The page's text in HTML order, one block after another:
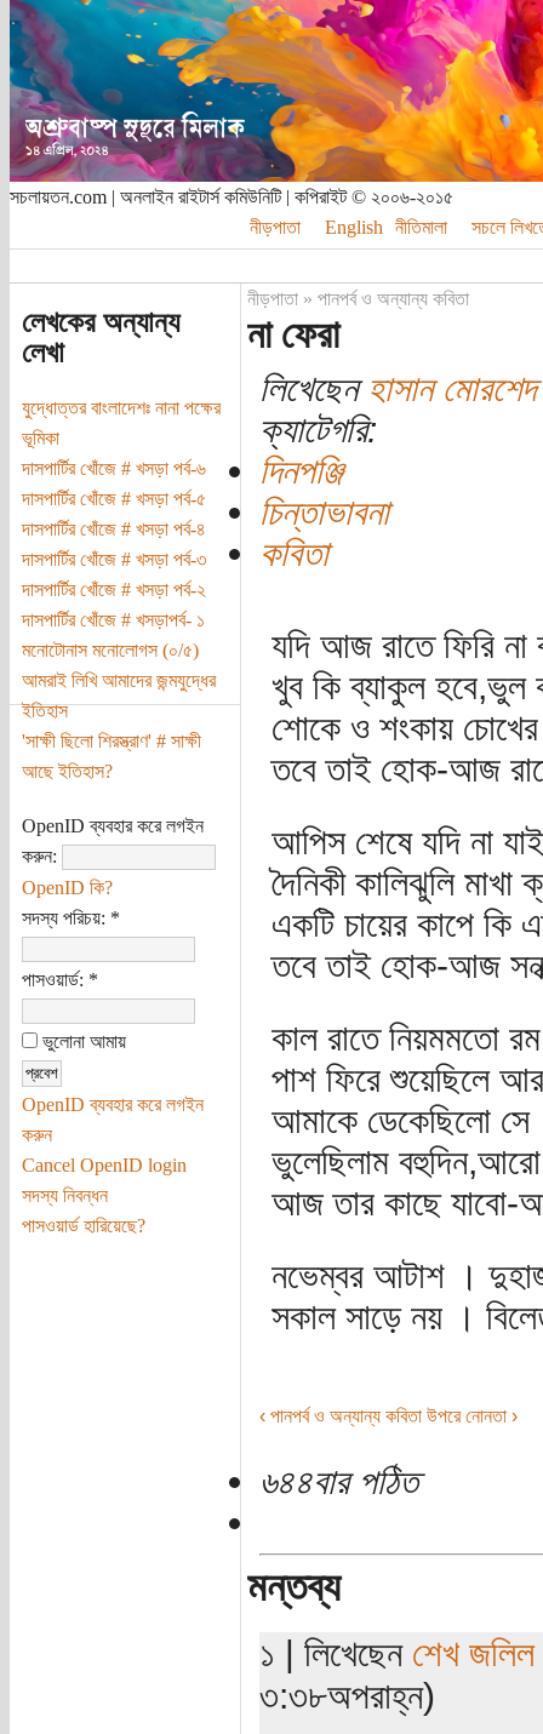
সচলায়তন.com | অনলাইন রাইটার্স কমিউনিটি | কপিরাইট © ২০০৬-২০১৫
নীড়পাতা
English নীতিমালা সচলে
লেখকের অন্যান্য
লেখা
যুদ্ধোত্তর বাংলাদেশঃ নানা পক্ষের
ভূমিকা
দাসপার্টির খোঁজে # খসড়া পর্ব-৬
দাসপার্টির খোঁজে # খসড়া পর্ব-৫
দাসপার্টির খোঁজে # খসড়া পর্ব-৪
দাসপার্টির খোঁজে # খসড়া পর্ব-৩
দাসপার্টির খোঁজে # খসড়া পর্ব-২
দাসপার্টির খোঁজে # খসড়াপর্ব- ১
মনোটোনাস মনোলোগস (০/৫)
আমরাই লিখি আমাদের জন্মযুদ্ধের
ইতিহাস
'সাক্ষী ছিলো শিরস্ত্রাণ' # সাক্ষী
আছে ইতিহাস?
OpenID ব্যবহার করে লগইন
করুন:
OpenID কি?
সদস্য পরিচয়: *
পাসওয়ার্ড: *
ভুলোনা আমায়
OpenID ব্যবহার করে লগইন
করুন
Cancel OpenID login
সদস্য নিবন্ধন
পাসওয়ার্ড হারিয়েছে?
নীড়পাতা» পানপর্ব ও অন্যান্য কবিতা
না ফেরা
লিখেছেনহাসান মোরশেদ
ক্যাটেগরি:
দিনপঞ্জি
চিন্তাভাবনা
কবিতা
যদি আজ রাতে ফিরি না
খুব কি ব্যাকুল হবে,ভুল
শোকে ও শংকায়
তবে তাই হোক-আজ
আপিস শেষে যদি না
দৈনিকী কালিঝুলি
একটি চায়ের কাপে কি
তবে তাই হোক-আজ
কাল রাতে নিয়মমতো
পাশ ফিরে শুয়েছিলে
আমাকে ডেকেছিলো
ভুলেছিলাম বহুদিন,আরো
আজ তার কাছে
নভেম্বর আটাশ ।
সকাল সাড়ে নয় ।
‹ পানপর্ব ও অন্যান্য কবিতা উপরে নোনতা ›
৬৪৪বার পঠিত
মন্তব্য
১ | লিখেছেন শেখ জলিল
৩:৩৮অপরাহ্ন)